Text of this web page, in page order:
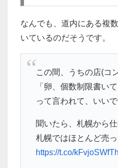
なんでも、道内にある複
いているのだそうです。
この間、うちの店(コ
「卵、個数制限書い
って言われて、いい
聞いたら、札幌から
札幌ではほとんど売
https://t.co/kFvjoSWfTh